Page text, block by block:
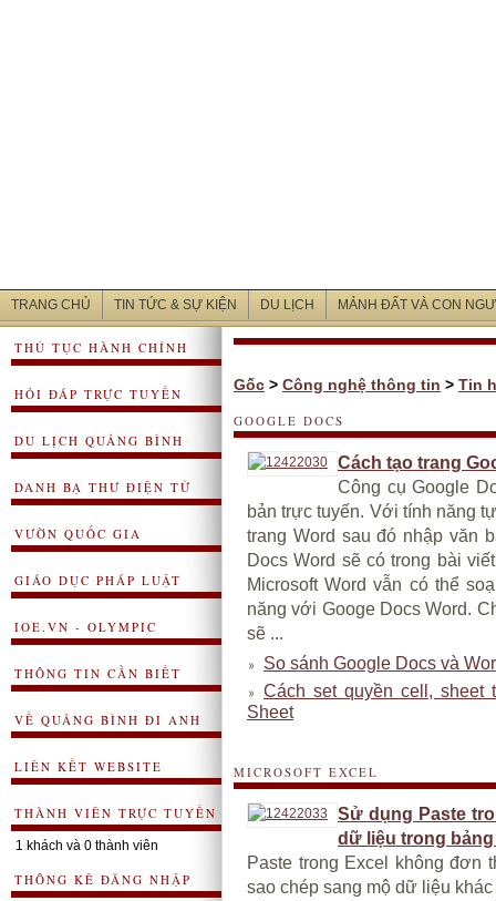
TRANG CHỦ TIN TỨC & SỰ KIỆN DU LỊCH MẢNH ĐẤT VÀ CON
THỦ TỤC HÀNH CHÍNH
HỎI ĐÁP TRỰC TUYẾN
DU LỊCH QUẢNG BÌNH
DANH BẠ THƯ ĐIỆN TỬ
VƯỜN QUỐC GIA
GIÁO DỤC PHÁP LUẬT
IOE.VN - OLYMPIC
THÔNG TIN CẦN BIẾT
VỀ QUẢNG BÌNH ĐI ANH
LIÊN KẾT WEBSITE
THÀNH VIÊN TRỰC TUYẾN
1 khách và 0 thành viên
THÔNG KÊ ĐĂNG NHẬP
Gốc > Công nghệ thông tin > Tin
GOOGLE DOCS
Cách tạo trang
Công cụ Google
bản trực tuyến. Với tính năng
trang Word sau đó nhập văn
Docs Word sẽ có trong bài
Microsoft Word vẫn có thể
năng với Googe Docs Word.
sẽ ...
So sánh Google Docs và
Cách set quyền cell, sheet
Sheet
MICROSOFT EXCEL
Sử dụng Paste
dữ liệu trong
Paste trong Excel không đơn
sao chép sang mộ dữ liệu